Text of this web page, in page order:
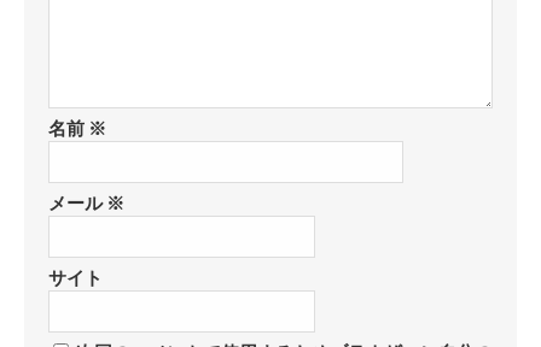
名前 ※
メール ※
サイト